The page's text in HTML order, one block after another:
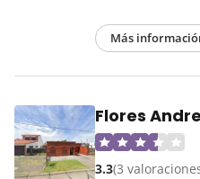
Más
Flores
3.3(3